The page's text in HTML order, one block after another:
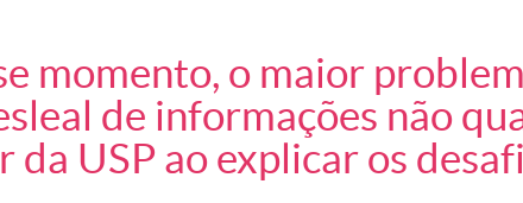
momento, o maior
de informações não
da USP ao explicar os